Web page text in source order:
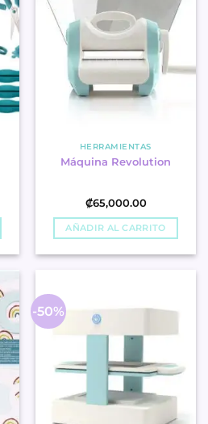
HERRAMIENTAS
Máquina Revolution
₡65,000.00
AÑADIR AL CARRITO
-50%